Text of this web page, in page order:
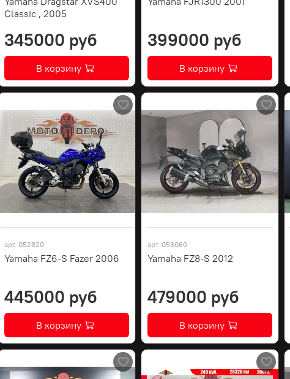
Classic , 2005
345000 руб
В корзину
399000 руб
В корзину
арт. 052820
Yamaha FZ6-S Fazer 2006
445000 руб
В корзину
арт. 056060
Yamaha FZ8-S 2012
479000 руб
В корзину